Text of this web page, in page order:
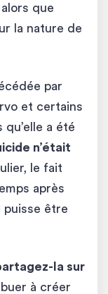
que
la nature de
par
et certains
a été
n’était
le fait
après
puisse être
la sur
à créer